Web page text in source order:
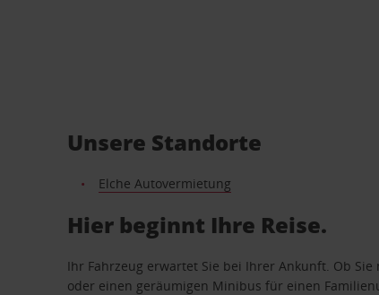
Unsere Standorte
Elche Autovermietung
Hier beginnt Ihre Reise.
Ihr Fahrzeug erwartet Sie bei Ihrer Ankunft. Ob
oder einen geräumigen Minibus für einen